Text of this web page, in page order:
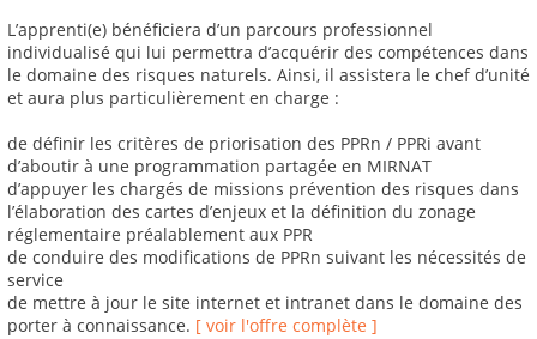
L’apprenti(e) bénéficiera d’un parcours professionnel
individualisé qui lui permettra d’acquérir des compétences dans
le domaine des risques naturels. Ainsi, il assistera le chef d’unité
et aura plus particulièrement en charge :
de définir les critères de priorisation des PPRn / PPRi avant
d’aboutir à une programmation partagée en MIRNAT
d’appuyer les chargés de missions prévention des risques dans
l’élaboration des cartes d’enjeux et la définition du zonage
réglementaire préalablement aux PPR
de conduire des modifications de PPRn suivant les nécessités de
service
de mettre à jour le site internet et intranet dans le domaine des
porter à connaissance. [ voir l'offre complète ]